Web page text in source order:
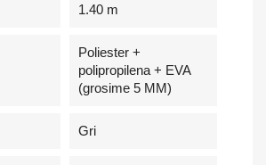
1.40 m
Poliester +
polipropilena + EVA
(grosime 5 MM)
Gri